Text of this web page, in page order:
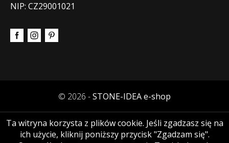
NIP: CZ29001021
© 2026 -STONE-IDEA e-shop
Ta witryna korzysta z plików cookie. Jeśli zgadzasz się na
ich użycie, kliknij poniższy przycisk "Zgadzam się".